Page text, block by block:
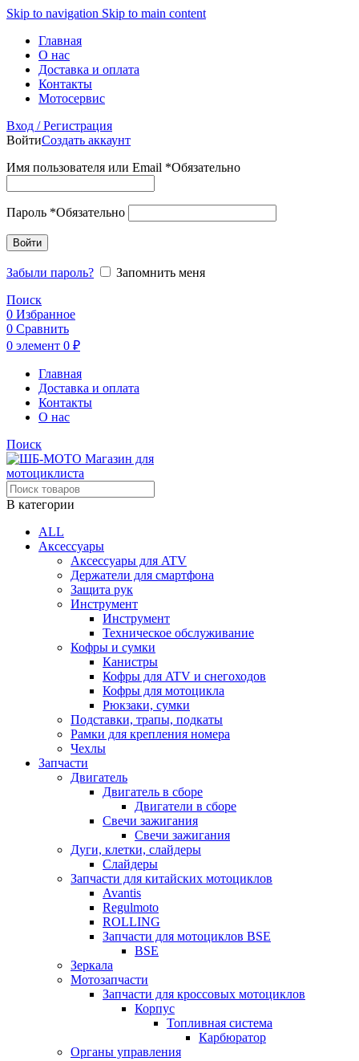
Skip to navigation Skip to main content
Главная
О нас
Доставка и оплата
Контакты
Мотосервис
Вход / Регистрация
ВойтиСоздать аккаунт
Имя пользователя или Email *Обязательно
Пароль *Обязательно
Войти
Забыли пароль?
Запомнить меня
Поиск
0 Избранное
0 Сравнить
0 элемент 0 ₽
Главная
Доставка и оплата
Контакты
О нас
Поиск
В категории
ALL
Аксессуары
Аксессуары для ATV
Держатели для смартфона
Защита рук
Инструмент
Инструмент
Техническое обслуживание
Кофры и сумки
Канистры
Кофры для ATV и снегоходов
Кофры для мотоцикла
Рюкзаки, сумки
Подставки, трапы, подкаты
Рамки для крепления номера
Чехлы
Запчасти
Двигатель
Двигатель в сборе
Двигатели в сборе
Свечи зажигания
Свечи зажигания
Дуги, клетки, слайдеры
Слайдеры
Запчасти для китайских мотоциклов
Avantis
Regulmoto
ROLLING
Запчасти для мотоциклов BSE
BSE
Зеркала
Мотозапчасти
Запчасти для кроссовых мотоциклов
Корпус
Топливная система
Карбюратор
Органы управления